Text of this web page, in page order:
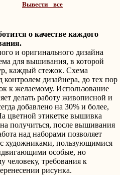
Вывести все
о качестве каждого
и оригинального дизайна
для вышивания, в которой
каждый стежок. Схема
контролем дизайнера, до тех пор
к желаемому. Использование
делать работу живописной и
добавлено на 30% и более,
цветной этикетке вышивка
получиться, после вышивания
над наборами позволяет
художниками, пользующимися
особые, но
человеку, требования к
рисунка.